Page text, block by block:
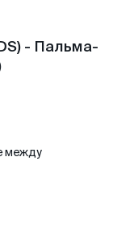
- Пальма-
между